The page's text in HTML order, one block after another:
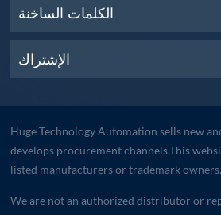
الكلمات الساخنة
الإشتراك
Huge Technology Automation sells new
develops procurement channels.This
listed manufacturers or trademark owners.
We are not an authorized distributor or